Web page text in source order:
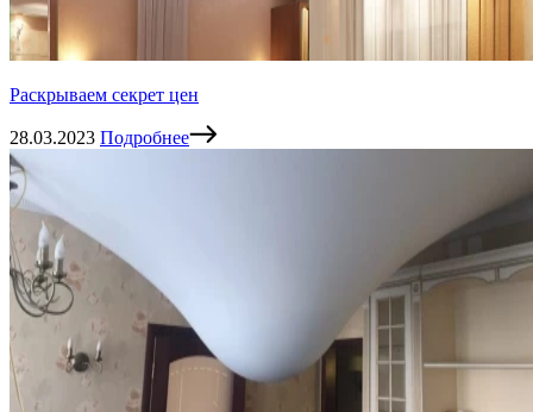
Раскрываем секрет цен
28.03.2023 Подробнее